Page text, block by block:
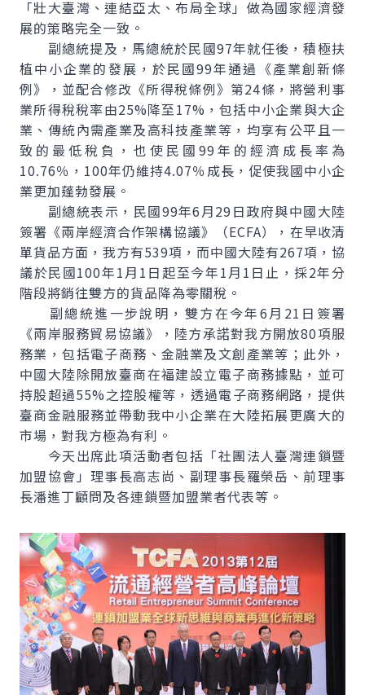
「壯大臺灣、連結亞太、布局全球」做為國家經濟發
展的策略完全一致。
副總統提及，馬總統於民國97年就任後，積極扶
植中小企業的發展，於民國99年通過《產業創新條
例》，並配合修改《所得稅條例》第24條，將營利事
業所得稅稅率由25%降至17%，包括中小企業與大企
業、傳統內需產業及高科技產業等，均享有公平且一
致的最低稅負，也使民國99年的經濟成長率為
10.76％，100年仍維持4.07％成長，促使我國中小企
業更加蓬勃發展。
副總統表示，民國99年6月29日政府與中國大陸
簽署《兩岸經濟合作架構協議》（ECFA），在早收清
單貨品方面，我方有539項，而中國大陸有267項，協
議於民國100年1月1日起至今年1月1日止，採2年分
階段將銷往雙方的貨品降為零關稅。
副總統進一步說明，雙方在今年6月21日簽署
《兩岸服務貿易協議》，陸方承諾對我方開放80項服
務業，包括電子商務、金融業及文創產業等；此外，
中國大陸除開放臺商在福建設立電子商務據點，並可
持股超過55%之控股權等，透過電子商務網路，提供
臺商金融服務並帶動我中小企業在大陸拓展更廣大的
市場，對我方極為有利。
今天出席此項活動者包括「社團法人臺灣連鎖暨
加盟協會」理事長高志尚、副理事長羅榮岳、前理事
長潘進丁顧問及各連鎖暨加盟業者代表等。